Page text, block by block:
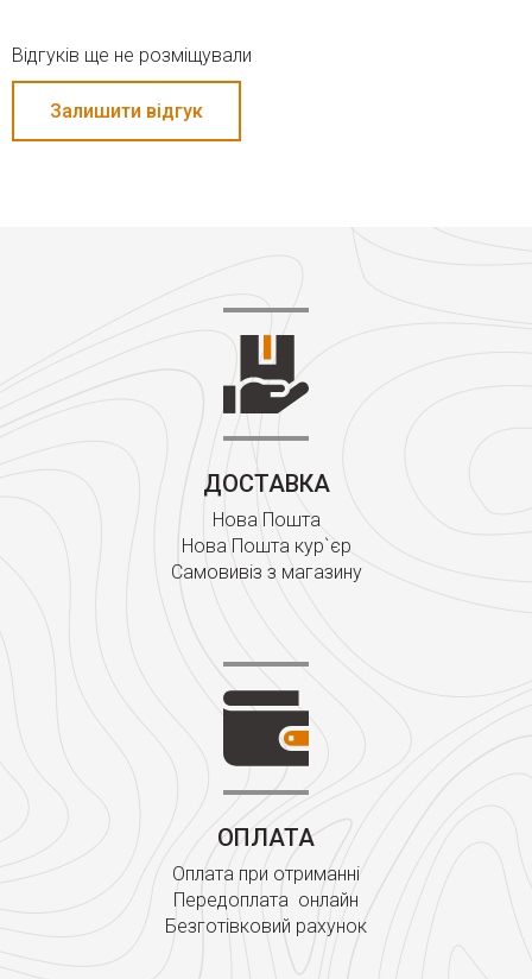
Відгуків ще не розміщували
Залишити відгук
ДОСТАВКА
Нова Пошта
Нова Пошта кур`єр
Самовивіз з магазину
ОПЛАТА
Оплата при отриманні
Передоплата онлайн
Безготівковий рахунок